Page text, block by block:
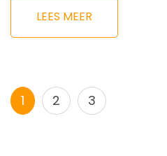
LEES MEER
Pagina
1 Pagina
2 Pagina
3